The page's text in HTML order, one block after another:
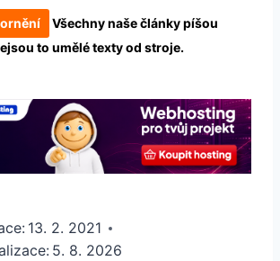
Všechny naše články píšou
to umělé texty od stroje.
13. 2. 2021
5. 8. 2026